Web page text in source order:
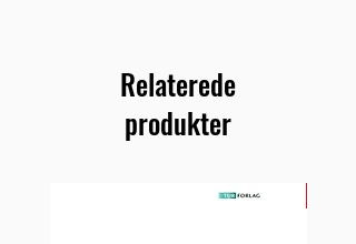
Relaterede
produkter